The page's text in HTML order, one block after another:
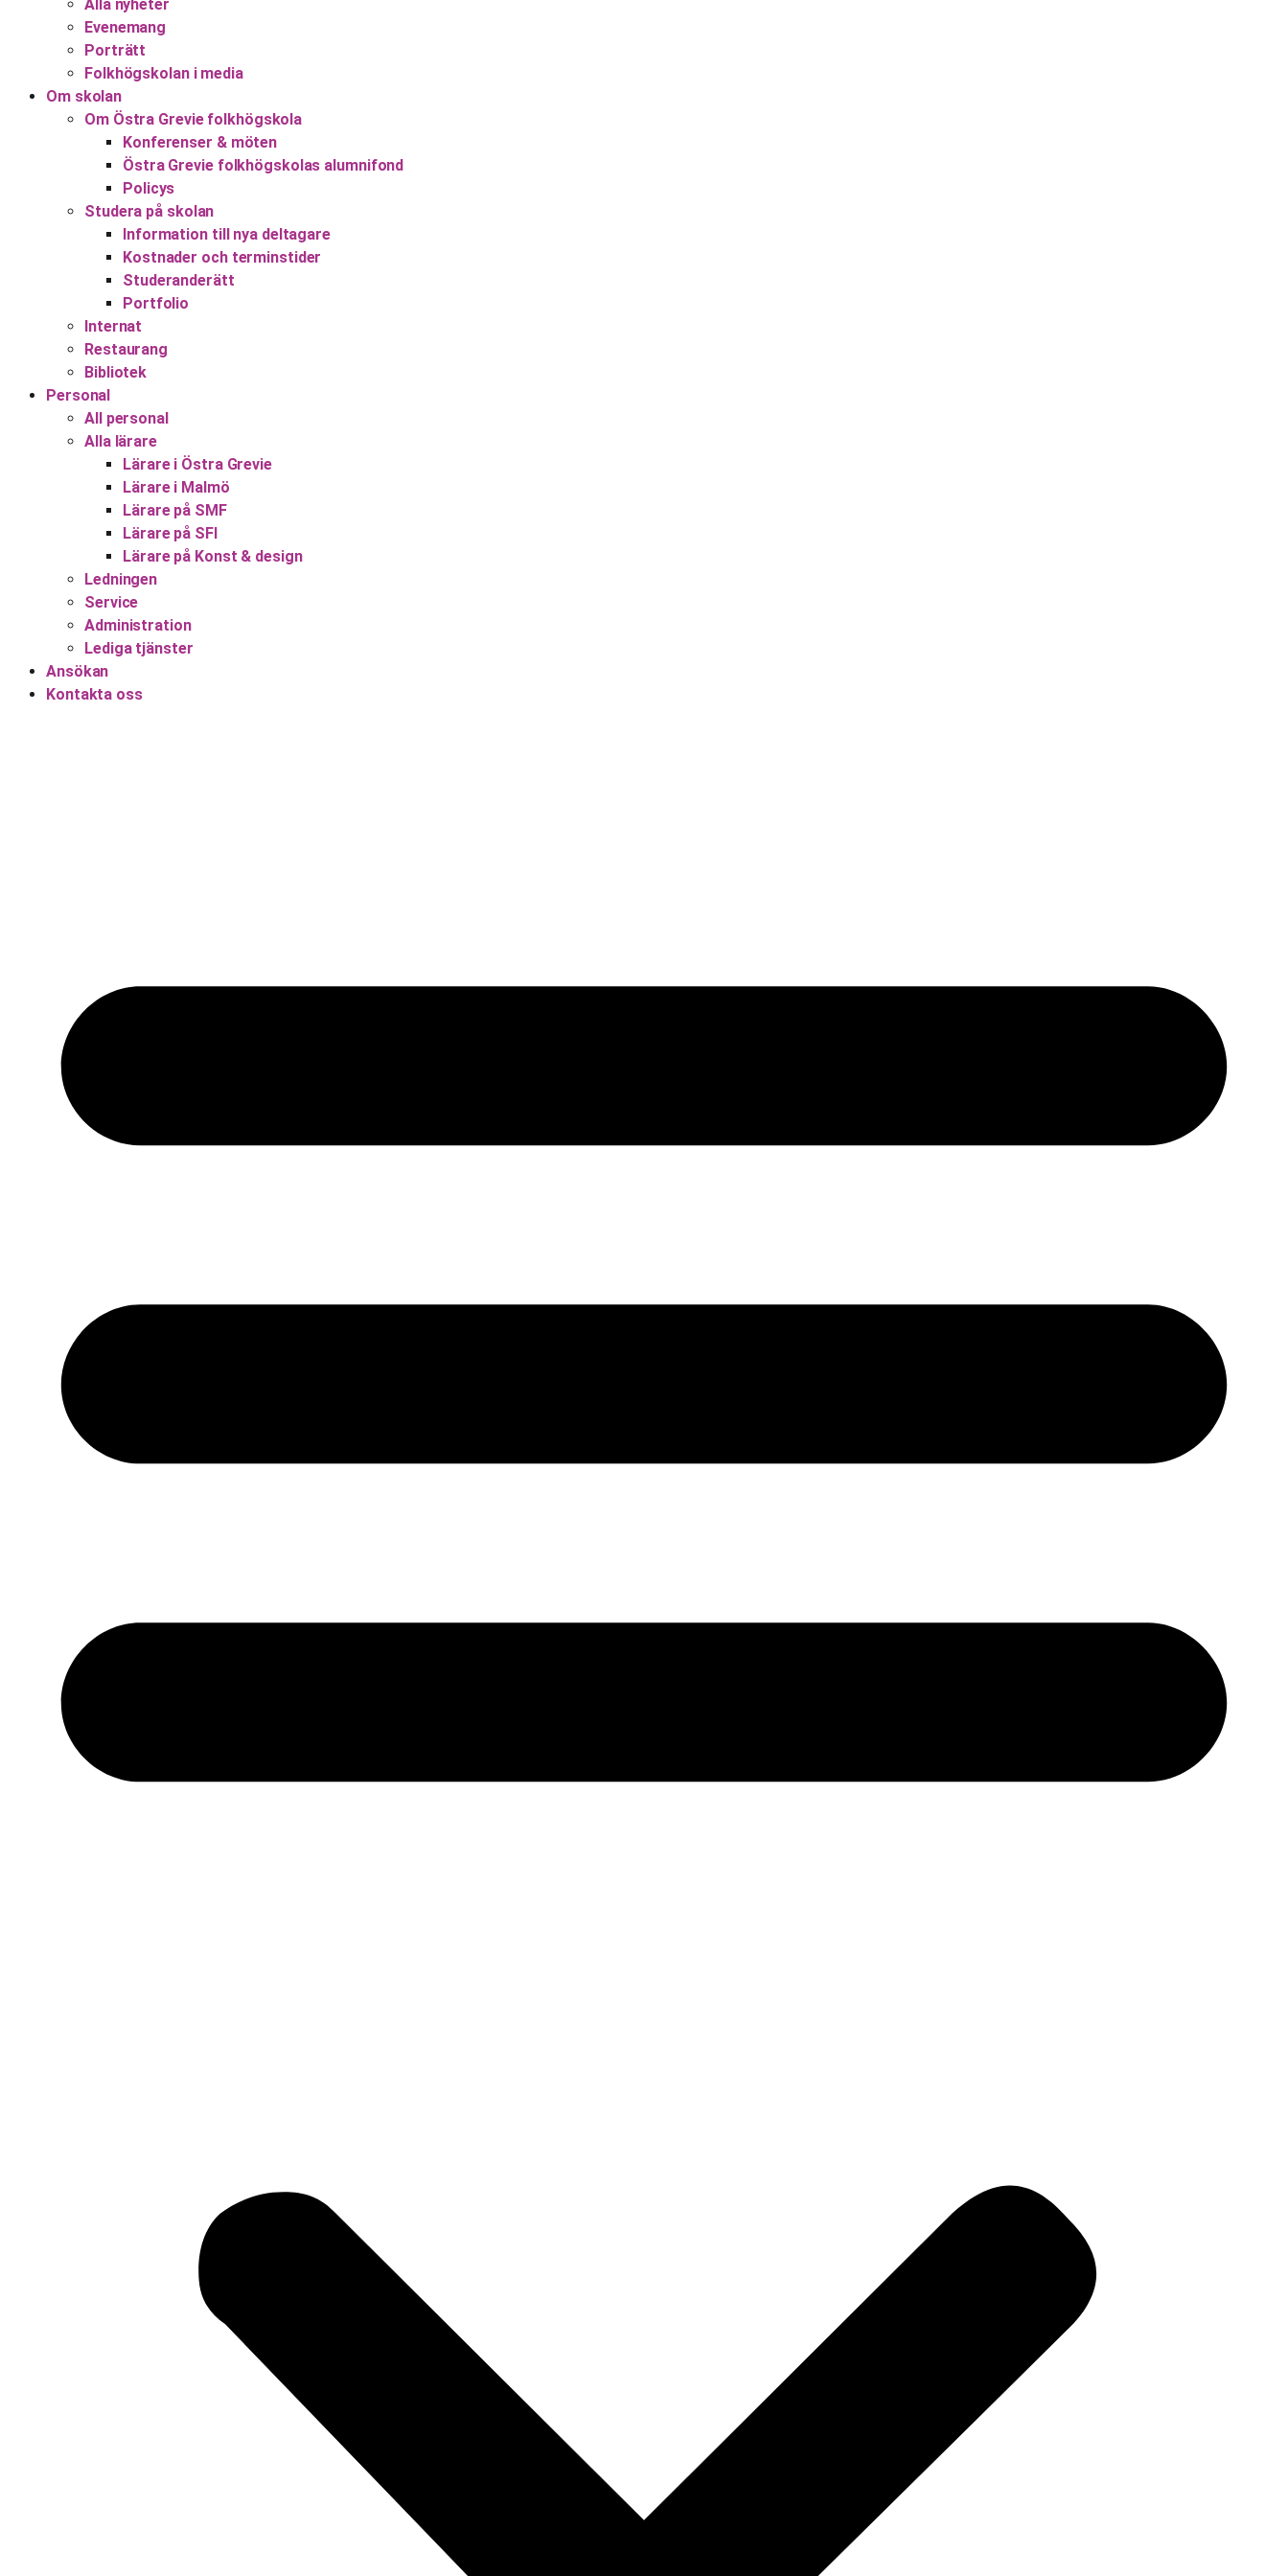
Alla nyheter
Evenemang
Porträtt
Folkhögskolan i media
Om skolan
Om Östra Grevie folkhögskola
Konferenser & möten
Östra Grevie folkhögskolas alumnifond
Policys
Studera på skolan
Information till nya deltagare
Kostnader och terminstider
Studeranderätt
Portfolio
Internat
Restaurang
Bibliotek
Personal
All personal
Alla lärare
Lärare i Östra Grevie
Lärare i Malmö
Lärare på SMF
Lärare på SFI
Lärare på Konst & design
Ledningen
Service
Administration
Lediga tjänster
Ansökan
Kontakta oss